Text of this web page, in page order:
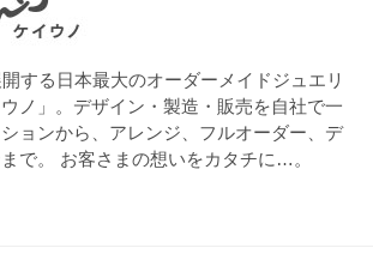
する日本最大のオーダーメイドジュエリ
ノ」。デザイン・製造・販売を自社で一
ョンから、アレンジ、フルオーダー、デ
で。 お客さまの想いをカタチに…。